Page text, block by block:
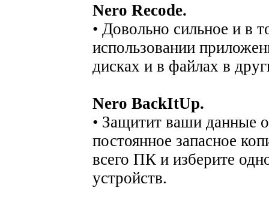
Nero Recode.
• Довольно сильное и в
использовании
дисках и в файлах в
Nero BackItUp.
• Защитит ваши данные
постоянное запасное
всего ПК и изберите
устройств.